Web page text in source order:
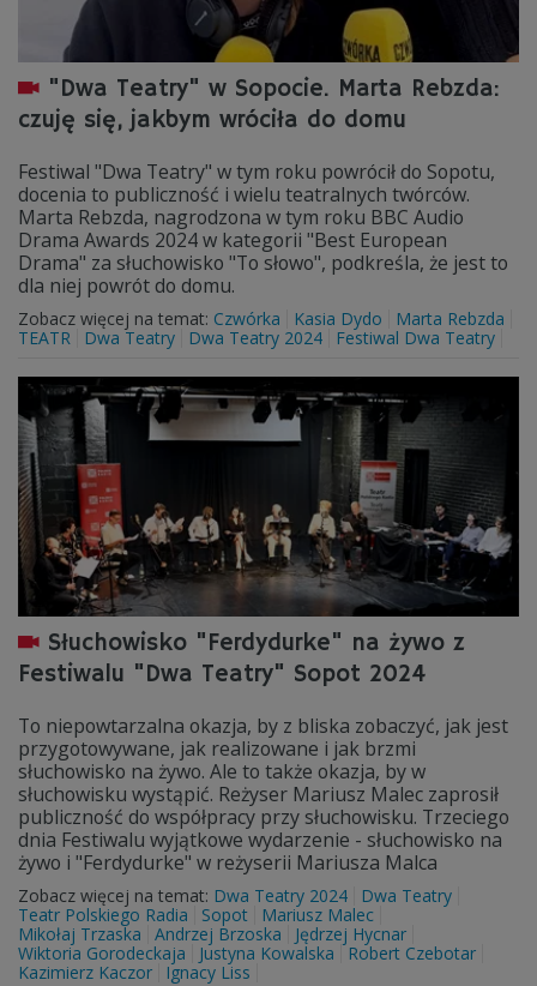
"Dwa Teatry" w Sopocie. Marta Rebzda:
czuję się, jakbym wróciła do domu
Festiwal "Dwa Teatry" w tym roku powrócił do Sopotu,
docenia to publiczność i wielu teatralnych twórców.
Marta Rebzda, nagrodzona w tym roku BBC Audio
Drama Awards 2024 w kategorii "Best European
Drama" za słuchowisko "To słowo", podkreśla, że jest to
dla niej powrót do domu.
Zobacz więcej na temat: Czwórka Kasia Dydo
Marta Rebzda
TEATR
Dwa Teatry Dwa Teatry 2024 Festiwal Dwa Teatry
Słuchowisko "Ferdydurke" na żywo z
Festiwalu "Dwa Teatry" Sopot 2024
To niepowtarzalna okazja, by z bliska zobaczyć, jak jest
przygotowywane, jak realizowane i jak brzmi
słuchowisko na żywo. Ale to także okazja, by w
słuchowisku wystąpić. Reżyser Mariusz Malec zaprosił
publiczność do współpracy przy słuchowisku. Trzeciego
dnia Festiwalu wyjątkowe wydarzenie - słuchowisko na
żywo i "Ferdydurke" w reżyserii Mariusza Malca
Zobacz więcej na temat: Dwa Teatry 2024
Dwa Teatry
Teatr Polskiego Radia
Sopot
Mariusz Malec
Mikołaj Trzaska
Andrzej Brzoska
Jędrzej Hycnar
Wiktoria Gorodeckaja
Justyna Kowalska
Robert Czebotar
Kazimierz Kaczor
Ignacy Liss